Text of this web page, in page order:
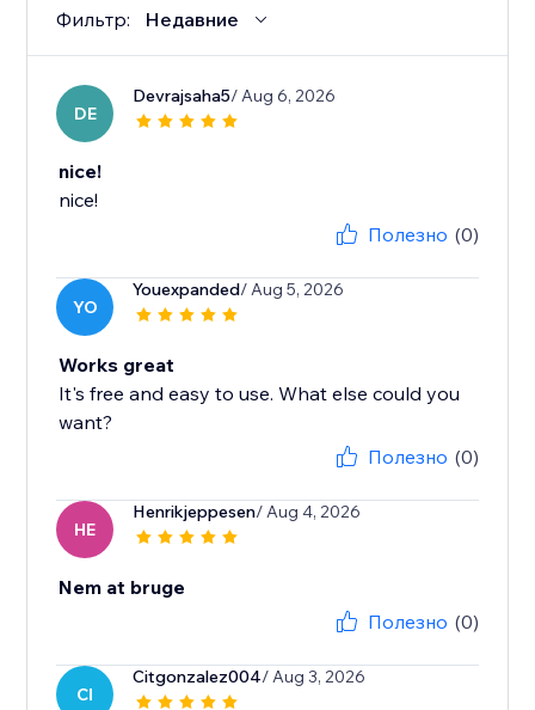
Фильтр: Недавние
DE
Devrajsaha5/ Aug 6, 2026
nice!
nice!
Полезно (0)
YO
Youexpanded/ Aug 5, 2026
Works great
It's free and easy to use. What else could you
want?
Полезно (0)
HE
Henrikjeppesen/ Aug 4, 2026
Nem at bruge
Полезно (0)
CI
Citgonzalez004/ Aug 3, 2026